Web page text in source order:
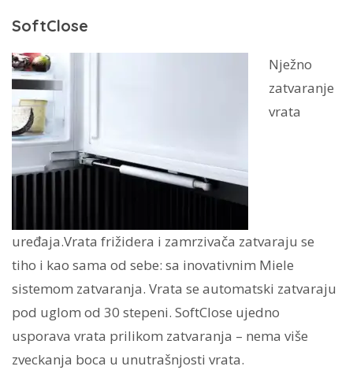
SoftClose
Nježno
zatvaranje
vrata
uređaja.Vrata frižidera i zamrzivača zatvaraju se
tiho i kao sama od sebe: sa inovativnim Miele
sistemom zatvaranja. Vrata se automatski zatvaraju
pod uglom od 30 stepeni. SoftClose ujedno
usporava vrata prilikom zatvaranja – nema više
zveckanja boca u unutrašnjosti vrata.